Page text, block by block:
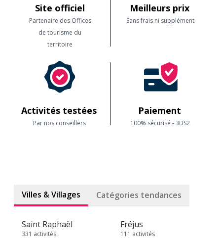
Gants :Des gants rembourrés peuvent améliorer votre confort et
protéger vos mains en cas de chute.
poussière et des débris avec des lunettes de soleil appropriées.
Crème solaire :Appliquez une crème solaire à large spectre avec
Eau et collations :Assurez-vous d'avoir suffisamment d'eau pour
Site officiel
Partenaire des Offices
de tourisme du
territoire
Meilleurs prix
Sans frais ni supplément
Activités testées
Par nos conseillers
Paiement
100% sécurisé - 3DS2
Villes & Villages Catégories tendances
Saint Raphaël
331 activités
Fréjus
111 activités